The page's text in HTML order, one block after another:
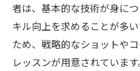
者は、基本的な技術が身に
キル向上を求めることが多
ため、戦略的なショットや
レッスンが用意されていま